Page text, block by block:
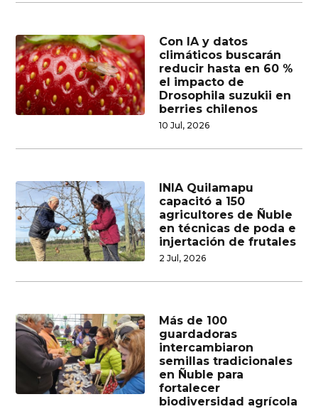
Con IA y datos
climáticos buscarán
reducir hasta en 60 %
el impacto de
Drosophila suzukii en
berries chilenos
10 Jul, 2026
INIA Quilamapu
capacitó a 150
agricultores de Ñuble
en técnicas de poda e
injertación de frutales
2 Jul, 2026
Más de 100
guardadoras
intercambiaron
semillas tradicionales
en Ñuble para
fortalecer
biodiversidad agrícola